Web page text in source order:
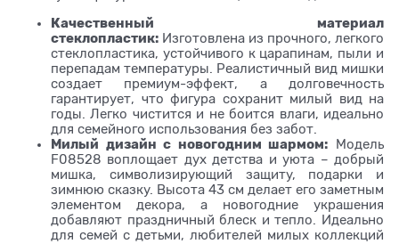
Качественный материал
стеклопластик: Изготовлена из прочного, легкого
стеклопластика, устойчивого к царапинам, пыли и
перепадам температуры. Реалистичный вид мишки
создает премиум-эффект, а долговечность
гарантирует, что фигура сохранит милый вид на
годы. Легко чистится и не боится влаги, идеально
для семейного использования без забот.
Милый дизайн с новогодним шармом: Модель
F08528 воплощает дух детства и уюта – добрый
мишка, символизирующий защиту, подарки и
зимнюю сказку. Высота 43 см делает его заметным
элементом декора, а новогодние украшения
добавляют праздничный блеск и тепло. Идеально
для семей с детьми, любителей милых коллекций